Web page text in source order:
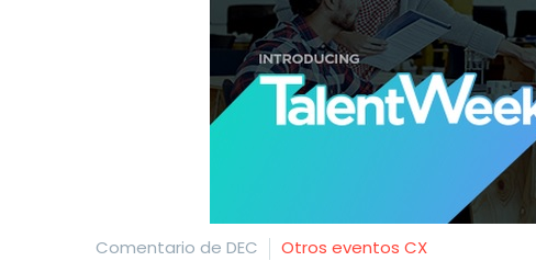
Comentario de DEC Otros eventos CX